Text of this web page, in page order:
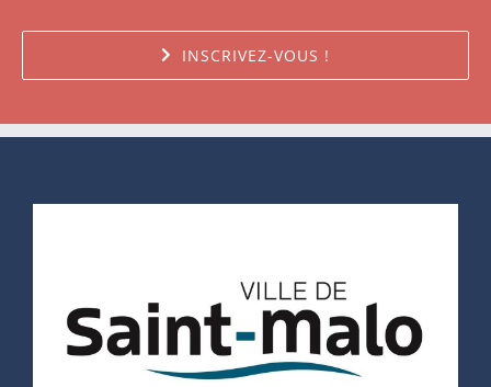
INSCRIVEZ-VOUS !